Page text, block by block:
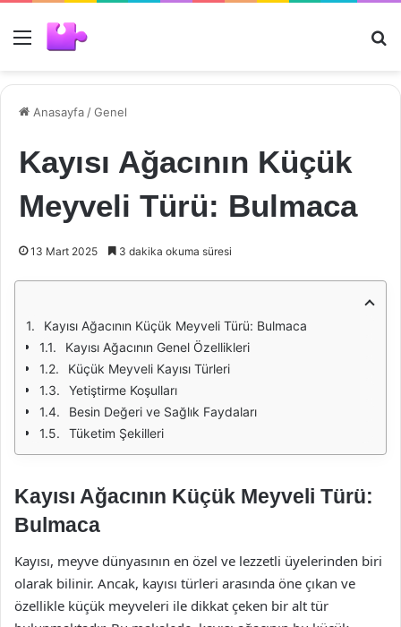
Menü
Anasayfa /Genel
Kayısı Ağacının Küçük
Meyveli Türü: Bulmaca
13 Mart 2025 3 dakika okuma süresi
Kayısı Ağacının Küçük Meyveli Türü: Bulmaca
Kayısı Ağacının Genel Özellikleri
Küçük Meyveli Kayısı Türleri
Yetiştirme Koşulları
Besin Değeri ve Sağlık Faydaları
Tüketim Şekilleri
Kayısı Ağacının Küçük Meyveli Türü:
Bulmaca
Kayısı, meyve dünyasının en özel ve lezzetli üyelerinden biri
olarak bilinir. Ancak, kayısı türleri arasında öne çıkan ve
özellikle küçük meyveleri ile dikkat çeken bir alt tür